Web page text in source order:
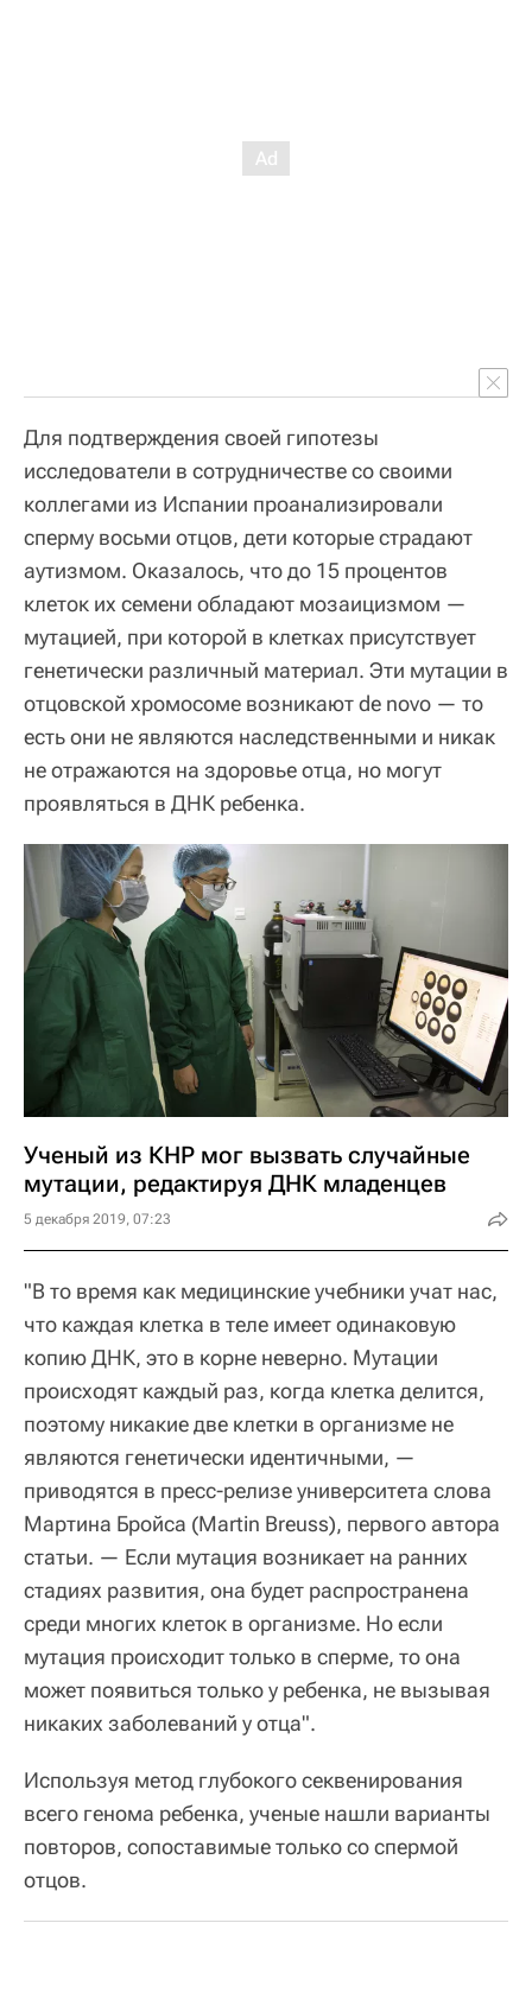
Для подтверждения своей гипотезы
исследователи в сотрудничестве со своими
коллегами из Испании проанализировали
сперму восьми отцов, дети которые страдают
аутизмом. Оказалось, что до 15 процентов
клеток их семени обладают мозаицизмом —
мутацией, при которой в клетках присутствует
генетически различный материал. Эти мутации в
отцовской хромосоме возникают de novo — то
есть они не являются наследственными и никак
не отражаются на здоровье отца, но могут
проявляться в ДНК ребенка.
Ученый из КНР мог вызвать случайные
мутации, редактируя ДНК младенцев
5 декабря 2019, 07:23
"В то время как медицинские учебники учат нас,
что каждая клетка в теле имеет одинаковую
копию ДНК, это в корне неверно. Мутации
происходят каждый раз, когда клетка делится,
поэтому никакие две клетки в организме не
являются генетически идентичными, —
приводятся в пресс-релизе университета слова
Мартина Бройса (Martin Breuss), первого автора
статьи. — Если мутация возникает на ранних
стадиях развития, она будет распространена
среди многих клеток в организме. Но если
мутация происходит только в сперме, то она
может появиться только у ребенка, не вызывая
никаких заболеваний у отца".
Используя метод глубокого секвенирования
всего генома ребенка, ученые нашли варианты
повторов, сопоставимые только со спермой
отцов.